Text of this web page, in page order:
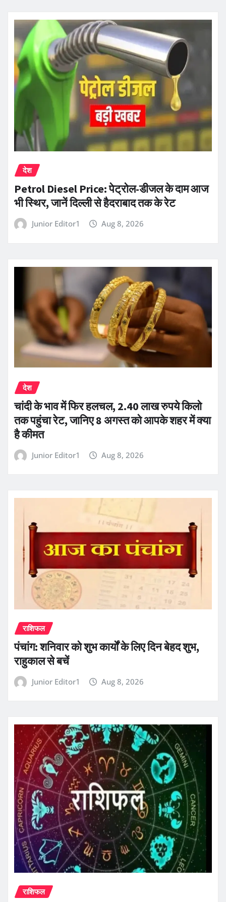
देश
Petrol Diesel Price: पेट्रोल-डीजल के दाम आज
भी स्थिर, जानें दिल्ली से हैदराबाद तक के रेट
Junior Editor1 Aug 8, 2026
देश
चांदी के भाव में फिर हलचल, 2.40 लाख रुपये किलो
तक पहुंचा रेट, जानिए 8 अगस्त को आपके शहर में क्या
है कीमत
Junior Editor1 Aug 8, 2026
राशिफल
पंचांग: शनिवार को शुभ कार्यों के लिए दिन बेहद शुभ,
राहुकाल से बचें
Junior Editor1 Aug 8, 2026
राशिफल